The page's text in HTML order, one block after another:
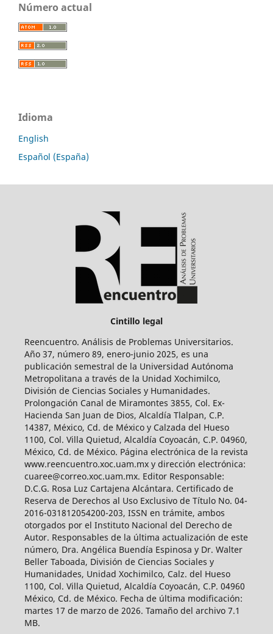
Número actual
Idioma
English
Español (España)
Cintillo legal
Reencuentro. Análisis de Problemas Universitarios.
Año 37, número 89, enero-junio 2025, es una
publicación semestral de la Universidad Autónoma
Metropolitana a través de la Unidad Xochimilco,
División de Ciencias Sociales y Humanidades.
Prolongación Canal de Miramontes 3855, Col. Ex-
Hacienda San Juan de Dios, Alcaldía Tlalpan, C.P.
14387, México, Cd. de México y Calzada del Hueso
1100, Col. Villa Quietud, Alcaldía Coyoacán, C.P. 04960,
México, Cd. de México. Página electrónica de la revista
www.reencuentro.xoc.uam.mx y dirección electrónica:
cuaree@correo.xoc.uam.mx. Editor Responsable:
D.C.G. Rosa Luz Cartajena Alcántara. Certificado de
Reserva de Derechos al Uso Exclusivo de Título No. 04-
2016-031812054200-203, ISSN en trámite, ambos
otorgados por el Instituto Nacional del Derecho de
Autor. Responsables de la última actualización de este
número, Dra. Angélica Buendía Espinosa y Dr. Walter
Beller Taboada, División de Ciencias Sociales y
Humanidades, Unidad Xochimilco, Calz. del Hueso
1100, Col. Villa Quietud, Alcaldía Coyoacán, C.P. 04960
México, Cd. de México. Fecha de última modificación:
martes 17 de marzo de 2026. Tamaño del archivo 7.1
MB.